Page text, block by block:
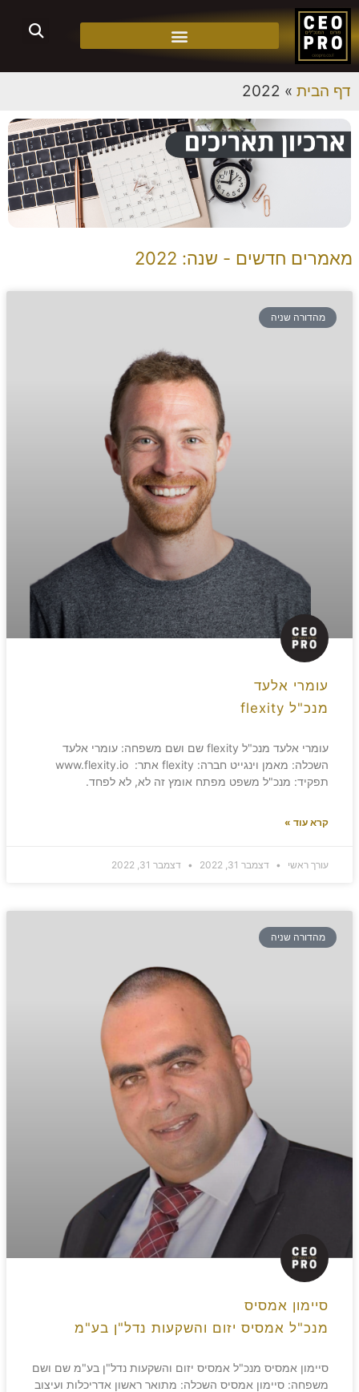
דף הבית »
מאמרים חדשים - שנה: 2022
מהדורה שניה
עומרי אלעד
מנכ"ל flexity
עומרי אלעד מנכ"ל flexity שם ושם משפחה: עומרי אלעד
השכלה: מאמן וינגייט חברה: flexity אתר: www.flexity.io
תפקיד: מנכ"ל משפט מפתח אומץ זה לא, לא לפחד.
קרא עוד »
עורך ראשי דצמבר 31, 2022 דצמבר 31, 2022
מהדורה שניה
סיימון אמסיס
מנכ"ל אמסיס יזום והשקעות נדל"ן בע"מ
סיימון אמסיס מנכ"ל אמסיס יזום והשקעות נדל"ן בע"מ שם ושם
משפחה: סיימון אמסיס השכלה: מתואר ראשון אדריכלות ועיצוב